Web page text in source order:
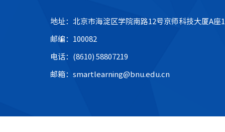
地址：北京市海淀区学院南路12号京师科技大厦A座
邮编：100082
电话：(8610) 58807219
邮箱：smartlearning@bnu.edu.cn